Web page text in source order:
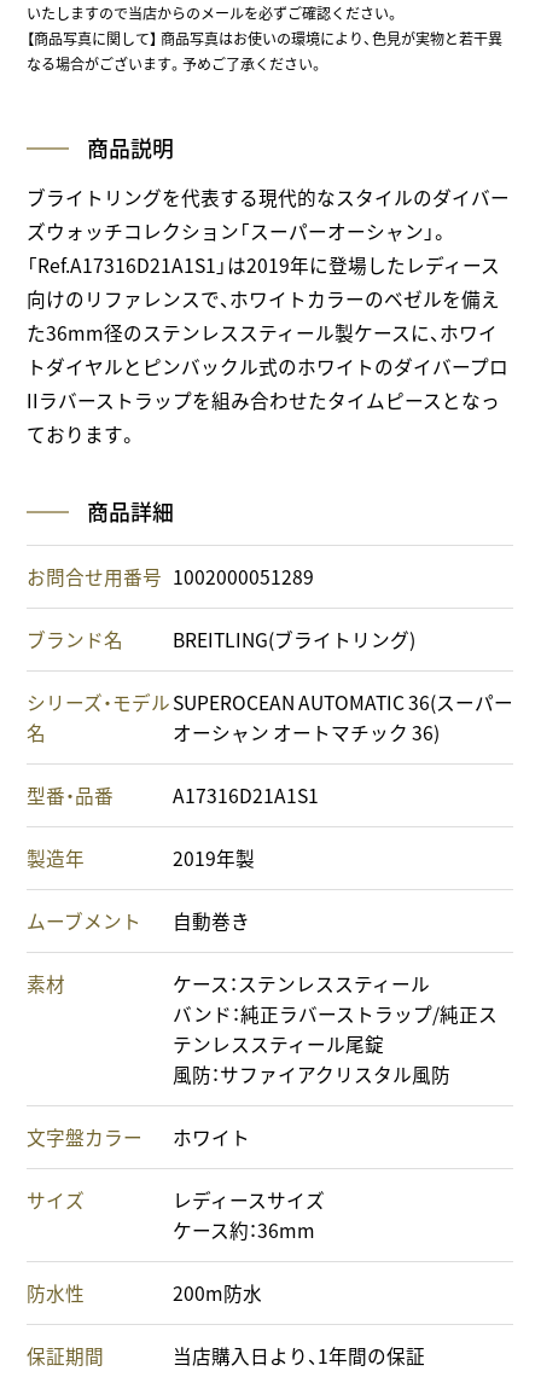
いたしますので当店からのメールを必ずご確認ください。
【商品写真に関して】 商品写真はお使いの環境により、色見が実物と若干異
なる場合がございます。予めご了承ください。
商品説明
ブライトリングを代表する現代的なスタイルのダイバー
ズウォッチコレクション「スーパーオーシャン」。
「Ref.A17316D21A1S1」は2019年に登場したレディース
向けのリファレンスで、ホワイトカラーのベゼルを備え
た36mm径のステンレススティール製ケースに、ホワイ
トダイヤルとピンバックル式のホワイトのダイバープロ
IIラバーストラップを組み合わせたタイムピースとなっ
ております。
商品詳細
お問合せ用番号 1002000051289
ブランド名 BREITLING(ブライトリング)
シリーズ・モデル
名
SUPEROCEAN AUTOMATIC 36(スーパー
オーシャン オートマチック 36)
型番・品番 A17316D21A1S1
製造年 2019年製
ムーブメント 自動巻き
素材
ケース：ステンレススティール
バンド：純正ラバーストラップ/純正ス
テンレススティール尾錠
風防：サファイアクリスタル風防
文字盤カラー ホワイト
サイズ
レディースサイズ
ケース約：36mm
防水性 200m防水
保証期間 当店購入日より、1年間の保証